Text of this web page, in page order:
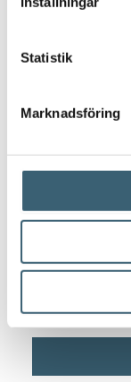
Statistik
Marknadsföring
JET- &
MiljöPLUS
6 140kr